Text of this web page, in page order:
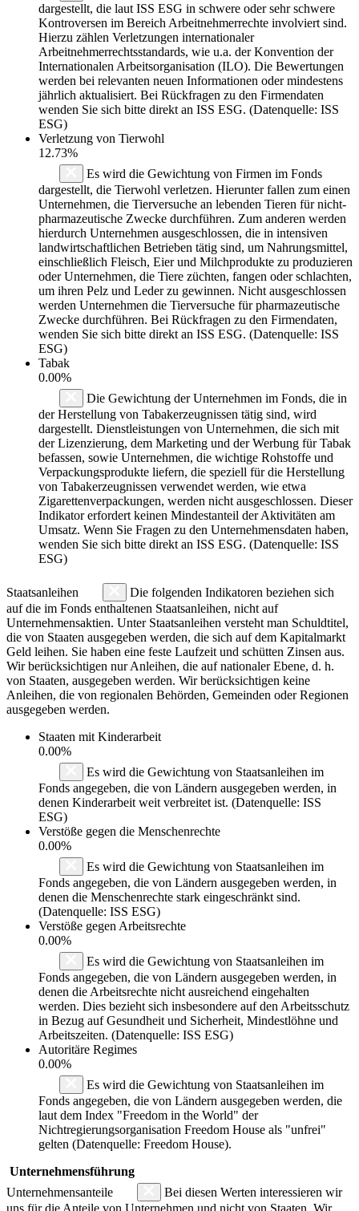
dargestellt, die laut ISS ESG in schwere oder sehr schwere
Kontroversen im Bereich Arbeitnehmerrechte involviert sind.
Hierzu zählen Verletzungen internationaler
Arbeitnehmerrechtsstandards, wie u.a. der Konvention der
Internationalen Arbeitsorganisation (ILO). Die Bewertungen
werden bei relevanten neuen Informationen oder mindestens
jährlich aktualisiert. Bei Rückfragen zu den Firmendaten
wenden Sie sich bitte direkt an ISS ESG. (Datenquelle: ISS
ESG)
Verletzung von Tierwohl
12.73%
Es wird die Gewichtung von Firmen im Fonds
dargestellt, die Tierwohl verletzen. Hierunter fallen zum einen
Unternehmen, die Tierversuche an lebenden Tieren für nicht-
pharmazeutische Zwecke durchführen. Zum anderen werden
hierdurch Unternehmen ausgeschlossen, die in intensiven
landwirtschaftlichen Betrieben tätig sind, um Nahrungsmittel,
einschließlich Fleisch, Eier und Milchprodukte zu produzieren
oder Unternehmen, die Tiere züchten, fangen oder schlachten,
um ihren Pelz und Leder zu gewinnen. Nicht ausgeschlossen
werden Unternehmen die Tierversuche für pharmazeutische
Zwecke durchführen. Bei Rückfragen zu den Firmendaten,
wenden Sie sich bitte direkt an ISS ESG. (Datenquelle: ISS
ESG)
Tabak
0.00%
Die Gewichtung der Unternehmen im Fonds, die in
der Herstellung von Tabakerzeugnissen tätig sind, wird
dargestellt. Dienstleistungen von Unternehmen, die sich mit
der Lizenzierung, dem Marketing und der Werbung für Tabak
befassen, sowie Unternehmen, die wichtige Rohstoffe und
Verpackungsprodukte liefern, die speziell für die Herstellung
von Tabakerzeugnissen verwendet werden, wie etwa
Zigarettenverpackungen, werden nicht ausgeschlossen. Dieser
Indikator erfordert keinen Mindestanteil der Aktivitäten am
Umsatz. Wenn Sie Fragen zu den Unternehmensdaten haben,
wenden Sie sich bitte direkt an ISS ESG. (Datenquelle: ISS
ESG)
Staatsanleihen
Die folgenden Indikatoren beziehen sich
auf die im Fonds enthaltenen Staatsanleihen, nicht auf
Unternehmensaktien. Unter Staatsanleihen versteht man Schuldtitel,
die von Staaten ausgegeben werden, die sich auf dem Kapitalmarkt
Geld leihen. Sie haben eine feste Laufzeit und schütten Zinsen aus.
Wir berücksichtigen nur Anleihen, die auf nationaler Ebene, d. h.
von Staaten, ausgegeben werden. Wir berücksichtigen keine
Anleihen, die von regionalen Behörden, Gemeinden oder Regionen
ausgegeben werden.
Staaten mit Kinderarbeit
0.00%
Es wird die Gewichtung von Staatsanleihen im
Fonds angegeben, die von Ländern ausgegeben werden, in
denen Kinderarbeit weit verbreitet ist. (Datenquelle: ISS
ESG)
Verstöße gegen die Menschenrechte
0.00%
Es wird die Gewichtung von Staatsanleihen im
Fonds angegeben, die von Ländern ausgegeben werden, in
denen die Menschenrechte stark eingeschränkt sind.
(Datenquelle: ISS ESG)
Verstöße gegen Arbeitsrechte
0.00%
Es wird die Gewichtung von Staatsanleihen im
Fonds angegeben, die von Ländern ausgegeben werden, in
denen die Arbeitsrechte nicht ausreichend eingehalten
werden. Dies bezieht sich insbesondere auf den Arbeitsschutz
in Bezug auf Gesundheit und Sicherheit, Mindestlöhne und
Arbeitszeiten. (Datenquelle: ISS ESG)
Autoritäre Regimes
0.00%
Es wird die Gewichtung von Staatsanleihen im
Fonds angegeben, die von Ländern ausgegeben werden, die
laut dem Index "Freedom in the World" der
Nichtregierungsorganisation Freedom House als "unfrei"
gelten (Datenquelle: Freedom House).
Unternehmensführung
Unternehmensanteile
Bei diesen Werten interessieren wir
uns für die Anteile von Unternehmen und nicht von Staaten. Wir